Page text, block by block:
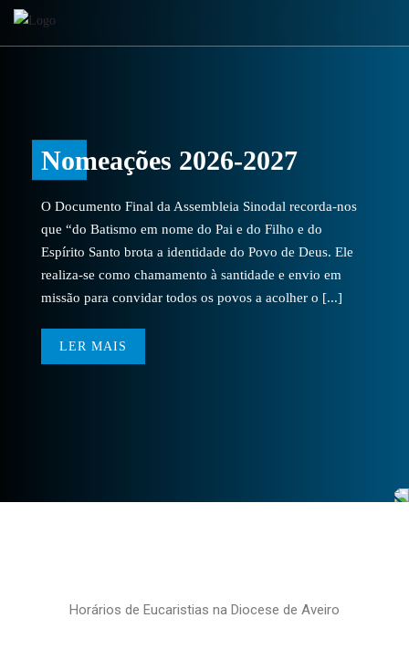
Nomeações 2026-2027
O Documento Final da Assembleia Sinodal recorda-nos
que “do Batismo em nome do Pai e do Filho e do
Espírito Santo brota a identidade do Povo de Deus. Ele
realiza-se como chamamento à santidade e envio em
missão para convidar todos os povos a acolher o [...]
LER MAIS
Horários de Eucaristias na Diocese de Aveiro